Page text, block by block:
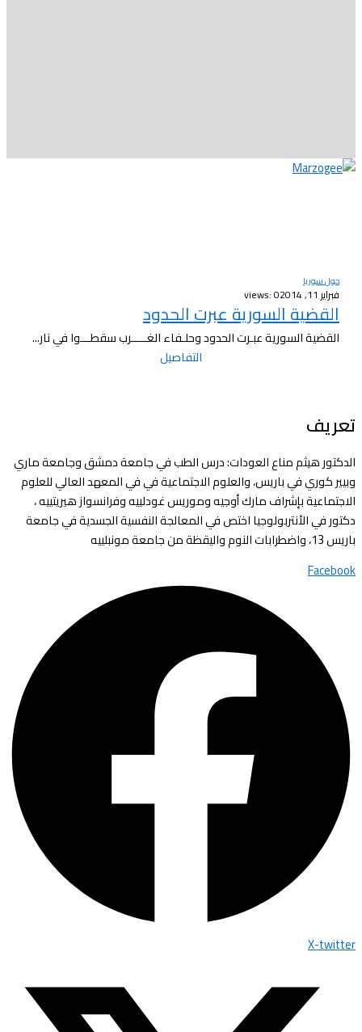
حول سوريا
فبراير 11, 2014 views: 0
القضية السورية عبرت الحدود
القضية السورية عبـرت الحدود وحلـفاء الغـــــرب سقطـــوا في نار...
التفاصيل
تعريف
الدكتور هيثم مناع العودات: درس الطب في جامعة دمشق وجامعة ماري
وبيير كوري في باريس، والعلوم الاجتماعية في في المعهد العالي للعلوم
الاجتماعية بإشراف مارك أوجيه وموريس غودلييه وفرانسواز هيريتييه ،
دكتور في الأنتربولوجيا اختص في المعالجة النفسية الجسدية في جامعة
باريس 13، واضطرابات النوم واليقظة من جامعة مونبلييه
Facebook
X-twitter